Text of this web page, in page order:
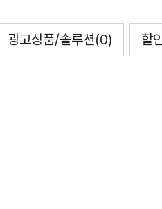
광고상품/솔루션(0) 할